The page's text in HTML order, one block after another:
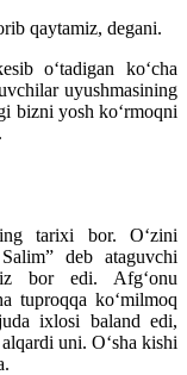
qaytamiz, degani.
oʻtadigan koʻcha
uyushmasining
bizni yosh koʻrmoqni
tarixi bor. Oʻzini
deb ataguvchi
bor edi. Afgʻonu
tuproqqa koʻmilmoq
ixlosi baland edi,
uni. Oʻsha kishi